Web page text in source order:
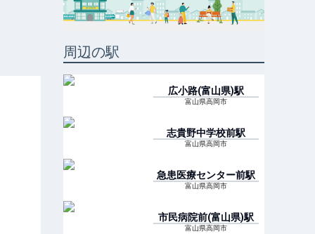
周辺の駅
広小路(富山県)駅
富山県高岡市
志貴野中学校前駅
富山県高岡市
急患医療センター前駅
富山県高岡市
市民病院前(富山県)駅
富山県高岡市